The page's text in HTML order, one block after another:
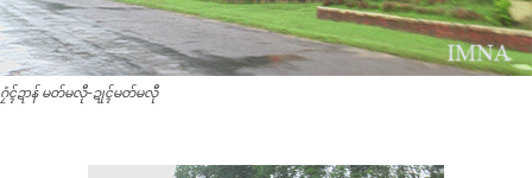
ဂၠံၚ်ဍာန် မတ်မလီု-ဍုၚ်မတ်မလီု